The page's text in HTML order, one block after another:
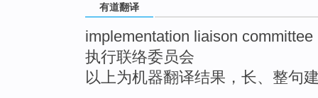
有道翻译
implementation liaison committee
执行联络委员会
以上为机器翻译结果，长、整句